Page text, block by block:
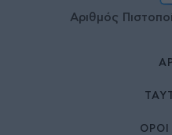
Αριθμός